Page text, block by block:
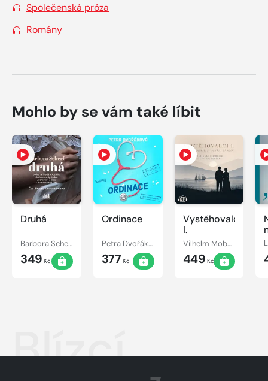
Společenská próza
Romány
Mohlo by se vám také líbit
Druhá
Barbora Scherf
349 Kč
Ordinace
Petra Dvořáková
377Kč
Vystěhovalci
I.
Vilhelm Moberg
449 Kč
Blízcí